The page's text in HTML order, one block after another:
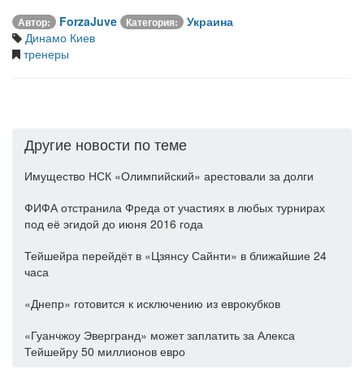
Автор: ForzaJuve Категория:
Украина
Динамо Киев
тренеры
Другие новости по теме
Имущество НСК «Олимпийский» арестовали за долги
ФИФА отстранила Фреда от участиях в любых турнирах
под её эгидой до июня 2016 года
Тейшейра перейдёт в «Цзянсу Сайнти» в ближайшие 24
часа
«Днепр» готовится к исключению из еврокубков
«Гуанчжоу Эвергранд» может заплатить за Алекса
Тейшейру 50 миллионов евро